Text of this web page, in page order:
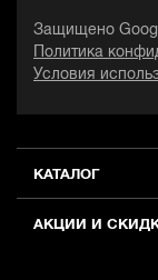
КАТАЛОГ
АКЦИИ И
Защищено
Политика
Условия